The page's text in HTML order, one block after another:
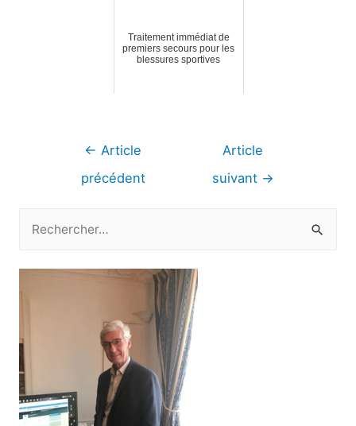
Traitement immédiat de
premiers secours pour les
blessures sportives
Navigation
← Article
précédent
Article
suivant →
c
h
r
c
h
e